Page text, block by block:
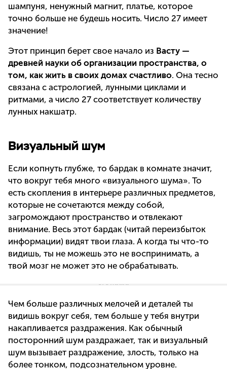
шампуня, ненужный магнит, платье, которое
точно больше не будешь носить. Число 27 имеет
значение!
Этот принцип берет свое начало из Васту —
древней науки об организации пространства, о
том, как жить в своих домах счастливо. Она тесно
связана с астрологией, лунными циклами и
ритмами, а число 27 соответствует количеству
лунных накшатр.
Визуальный шум
Если копнуть глубже, то бардак в комнате значит,
что вокруг тебя много «визуального шума». То
есть скопления в интерьере различных предметов,
которые не сочетаются между собой,
загромождают пространство и отвлекают
внимание. Весь этот бардак (читай переизбыток
информации) видят твои глаза. А когда ты что-то
видишь, ты не можешь это не воспринимать, а
твой мозг не может это не обрабатывать.
Чем больше различных мелочей и деталей ты
видишь вокруг себя, тем больше у тебя внутри
накапливается раздражения. Как обычный
посторонний шум раздражает, так и визуальный
шум вызывает раздражение, злость, только на
более тонком, подсознательном уровне.